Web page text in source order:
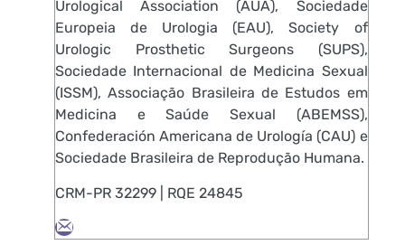
Urological Association (AUA), Sociedade
Europeia de Urologia (EAU), Society of
Urologic Prosthetic Surgeons (SUPS),
Sociedade Internacional de Medicina Sexual
(ISSM), Associação Brasileira de Estudos em
Medicina e Saúde Sexual (ABEMSS),
Confederación Americana de Urología (CAU) e
Sociedade Brasileira de Reprodução Humana.
CRM-PR 32299 | RQE 24845